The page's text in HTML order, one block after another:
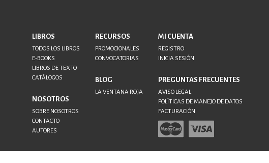
LIBROS
TODOS LOS LIBROS
E-BOOKS
LIBROS DE TEXTO
CATÁLOGOS
NOSOTROS
SOBRE NOSOTROS
CONTACTO
AUTORES
RECURSOS
PROMOCIONALES
CONVOCATORIAS
BLOG
LA VENTANA ROJA
MI CUENTA
REGISTRO
INICIA SESIÓN
PREGUNTAS FRECUENTES
AVISO LEGAL
POLÍTICAS DE MANEJO DE DATOS
FACTURACIÓN